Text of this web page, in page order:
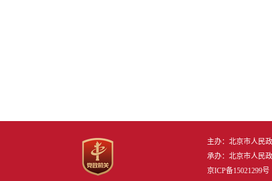
主办：北京市人民
承办：北京市人民
京ICP备15021299号